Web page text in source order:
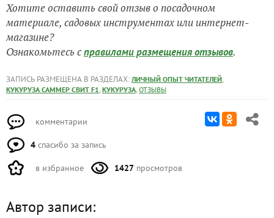
Хотите оставить свой отзыв о посадочном
материале, садовых инструментах или интернет-
магазине?
Ознакомьтесь справилами размещения отзывов.
ЗАПИСЬ РАЗМЕЩЕНА В РАЗДЕЛАХ: ЛИЧНЫЙ ОПЫТ ЧИТАТЕЛЕЙ,
КУКУРУЗА САММЕР СВИТ F1, КУКУРУЗА, ОТЗЫВЫ
комментарии
4 спасибо за запись
в избранное 1427 просмотров
Автор записи: